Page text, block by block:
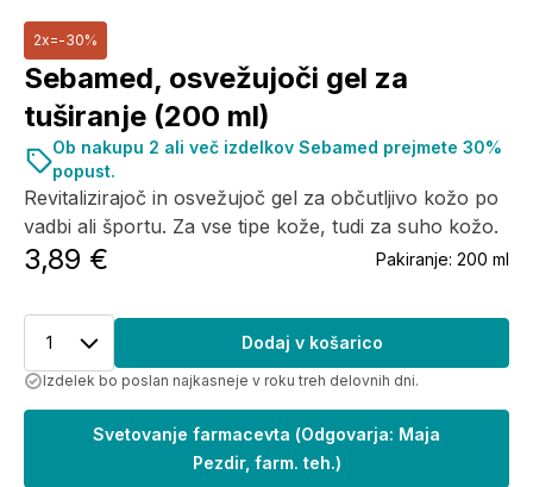
2x=-30%
Sebamed, osvežujoči gel za
tuširanje (200 ml)
Revitalizirajoč in osvežujoč gel za občutljivo kožo po
vadbi ali športu. Za vse tipe kože, tudi za suho kožo.
3,89 € Pakiranje: 200 ml
Ob nakupu 2 ali več izdelkov Sebamed prejmete 30%
popust.
1 Dodaj v košarico
Izdelek bo poslan najkasneje v roku treh delovnih dni.
Svetovanje farmacevta (Odgovarja: Maja
Pezdir, farm. teh.)